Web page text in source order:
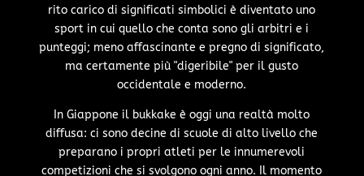
rito carico di significati simbolici è diventato uno
sport in cui quello che conta sono gli arbitri e i
punteggi; meno affascinante e pregno di significato,
ma certamente più "digeribile" per il gusto
occidentale e moderno.
In Giappone il bukkake è oggi una realtà molto
diffusa: ci sono decine di scuole di alto livello che
preparano i propri atleti per le innumerevoli
competizioni che si svolgono ogni anno. Il momento